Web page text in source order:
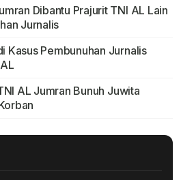
Dibantu Prajurit TNI AL Lain
Jurnalis
Kasus Pembunuhan Jurnalis
AL Jumran Bunuh Juwita